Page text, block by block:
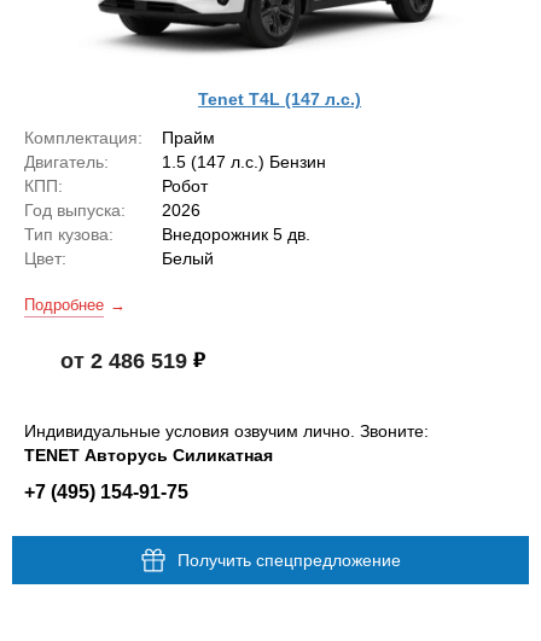
Tenet T4L (147 л.с.)
Комплектация:
Прайм
Двигатель:
1.5 (147 л.с.) Бензин
КПП:
Робот
Год выпуска:
2026
Тип кузова:
Внедорожник 5 дв.
Цвет:
Белый
Подробнее
от 2 486 519
Индивидуальные условия озвучим лично. Звоните:
TENET Авторусь Силикатная
+7 (495) 154-91-75
Получить спецпредложение